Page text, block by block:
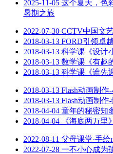
2025-11-05 这个夏天，色
暑期之旅
2022-07-30 CCTV中国文
2018-03-13 FORD引领卓
2018-03-13 科学课《设计
2018-03-13 数学课《有趣
2018-03-13 科学课《谁先
2018-03-13 Flash动画制
2018-03-13 Flash动画制
2018-04-04 童年的秘密知
2018-04-04
《海底两万里
2022-08-11 父母课堂·手
2022-07-28 一不小心成为